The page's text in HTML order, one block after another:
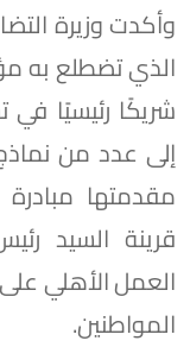
وأكدت وزيرة
الذي تضطلع به
شريكًا رئيسيًا
إلى عدد من
مقدمتها
قرينة السيد
العمل الأهلي
المواطنين.